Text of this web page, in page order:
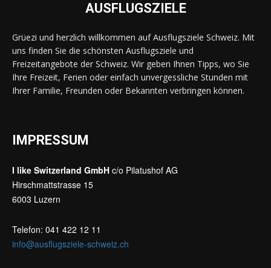
AUSFLUGSZIELE
Grüezi und herzlich willkommen auf Ausflugsziele Schweiz. Mit
uns finden Sie die schönsten Ausflugsziele und
Freizeitangebote der Schweiz. Wir geben Ihnen Tipps, wo Sie
Ihre Freizeit, Ferien oder einfach unvergessliche Stunden mit
Ihrer Familie, Freunden oder Bekannten verbringen können.
IMPRESSUM
I like Switzerland GmbH c/o Pilatushof AG
Hirschmattstrasse 15
6003 Luzern
Telefon: 041 422 12 11
info@ausflugsziele-schweiz.ch